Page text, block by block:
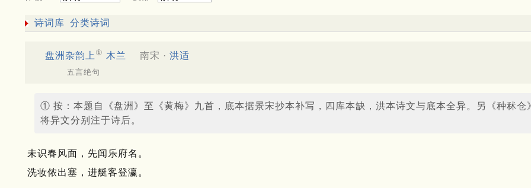
诗词库 分类诗词
盘洲杂韵上 ① 木兰 南宋 · 洪适
五言绝句
① 按：本题自《盘洲》至《黄梅》九首，底本据景宋抄本补写，四库本缺，洪本诗文与底本全异。另《种秫
将异文分别注于诗后。
未识春风面，先闻乐府名。
洗妆侬出塞，进艇客登瀛。